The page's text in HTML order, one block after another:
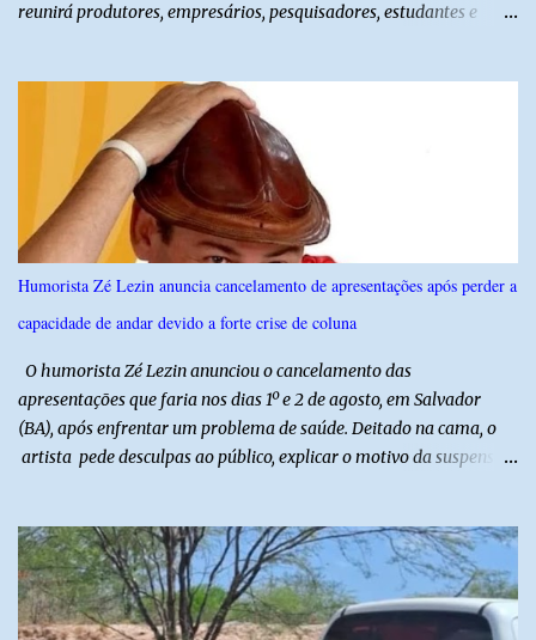
reunirá produtores, empresários, pesquisadores, estudantes e
instituições e tecnologias voltadas ao setor. Além das atividades
técnicas, a feira contará com programação cultural. No dia 20 de
agosto, o público poderá prestigiar o show de humor com Mução,
seguido de apresentação musical de Vê Barreto. A Frut & Tec
reforça a importância do Distrito de Irrigação do Baixo Açu como
referência na fruticultura irrigada, promovendo conhecimento,
inovação e oportunidades para o desenvolvimento do agronegócio
potiguar. @associacaodiba
Humorista Zé Lezin anuncia cancelamento de apresentações após perder a
capacidade de andar devido a forte crise de coluna
O humorista Zé Lezin anunciou o cancelamento das
apresentações que faria nos dias 1º e 2 de agosto, em Salvador
(BA), após enfrentar um problema de saúde. Deitado na cama, o
artista pede desculpas ao público, explicar o motivo da suspensão
impossível viajar e subir ao palco. O comediante contou que
precisou ser levado a um hospital depois de perder a capacidade
de andar normalmente. “Eu não estou conseguindo nem me
levantar direito da cama. É um processo muito dolorido”, relatou o